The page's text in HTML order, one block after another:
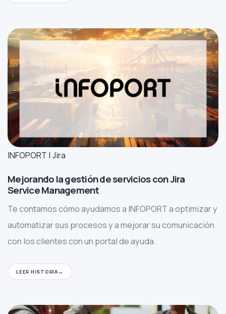
INFOPORT | Jira
Mejorando la gestión de servicios con Jira
Service Management
Te contamos cómo ayudamos a INFOPORT a optimizar y
automatizar sus procesos y a mejorar su comunicación
con los clientes con un portal de ayuda.
LEER HISTORIA